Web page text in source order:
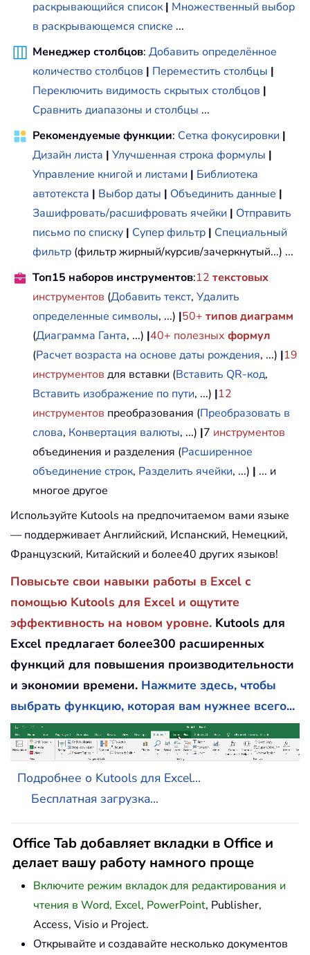
раскрывающийся список | Множественный выбор
в раскрывающемся списке ...
Менеджер столбцов: Добавить определённое
количество столбцов | Переместить столбцы |
Переключить видимость скрытых столбцов |
Сравнить диапазоны и столбцы ...
Рекомендуемые функции: Сетка фокусировки |
Дизайн листа | Улучшенная строка формулы |
Управление книгой и листами | Библиотека
автотекста | Выбор даты | Объединить данные |
Зашифровать/расшифровать ячейки | Отправить
письмо по списку | Супер фильтр | Специальный
фильтр (фильтр жирный/курсив/зачеркнутый...) ...
Топ15 наборов инструментов:12 текстовых
инструментов (Добавить текст, Удалить
определенные символы, ...) |50+ типов диаграмм
(Диаграмма Ганта, ...) |40+ полезных формул
(Расчет возраста на основе даты рождения, ...) |19
инструментов для вставки (Вставить QR-код,
Вставить изображение по пути, ...) |12
инструментов преобразования (Преобразовать в
слова, Конвертация валюты, ...) |7 инструментов
объединения и разделения (Расширенное
объединение строк, Разделить ячейки, ...) | ... и
многое другое
Используйте Kutools на предпочитаемом вами языке
— поддерживает Английский, Испанский, Немецкий,
Французский, Китайский и более40 других языков!
Повысьте свои навыки работы в Excel с
помощью Kutools для Excel и ощутите
эффективность на новом уровне. Kutools для
Excel предлагает более300 расширенных
функций для повышения производительности
и экономии времени. Нажмите здесь, чтобы
выбрать функцию, которая вам нужнее всего...
Подробнее о Kutools для Excel...
Бесплатная загрузка...
Office Tab добавляет вкладки в Office и
делает вашу работу намного проще
Включите режим вкладок для редактирования и
чтения в Word, Excel, PowerPoint, Publisher,
Access, Visio и Project.
Открывайте и создавайте несколько документов